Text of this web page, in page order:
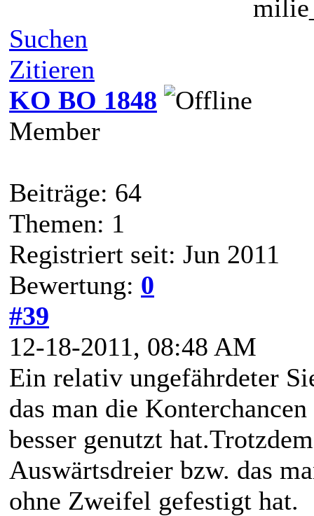
Suchen
Zitieren
KO BO 1848
Member
Beiträge: 64
Themen: 1
Registriert seit: Jun 2011
Bewertung: 0
#39
12-18-2011, 08:48 AM
Ein relativ ungefährdeter
das man die
besser genutzt
Auswärtsdreier bzw. das
ohne Zweifel gefestigt hat.